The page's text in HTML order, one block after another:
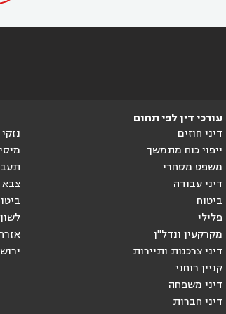
עורכי דין לפי תחום
דיני חוזים
ייפוי כוח מתמשך
משפט מסחרי
דיני עבודה
ביטוח
פלילי
מקרקעין ונדל"ן
דיני צרכנות ותיירות
קניין רוחני
דיני משפחה
דיני חברות
צבא